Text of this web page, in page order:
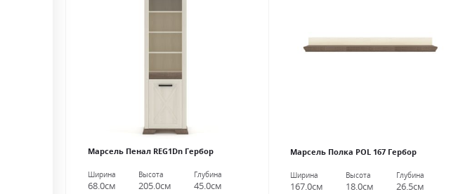
Марсель Пенал REG1Dn Гербор
Ширина
68.0см
Высота
205.0см
Глубина
45.0см
Марсель Полка POL 167 Гербор
Ширина
167.0см
Высота
18.0см
Глубина
26.5см